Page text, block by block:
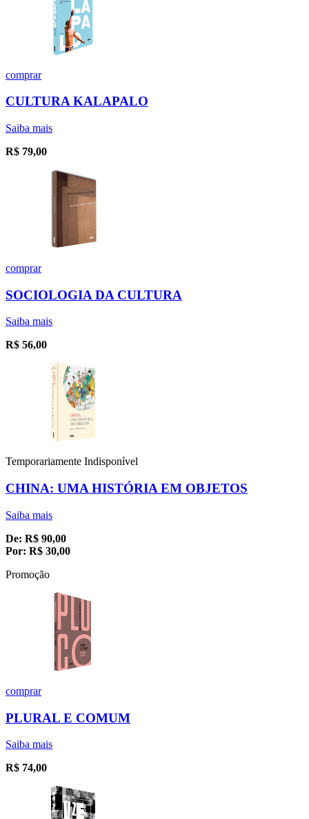
comprar
CULTURA KALAPALO
Saiba mais
R$ 79,00
comprar
SOCIOLOGIA DA CULTURA
Saiba mais
R$ 56,00
Temporariamente Indisponível
CHINA: UMA HISTÓRIA EM OBJETOS
Saiba mais
De: R$ 90,00
Por: R$ 30,00
Promoção
comprar
PLURAL E COMUM
Saiba mais
R$ 74,00